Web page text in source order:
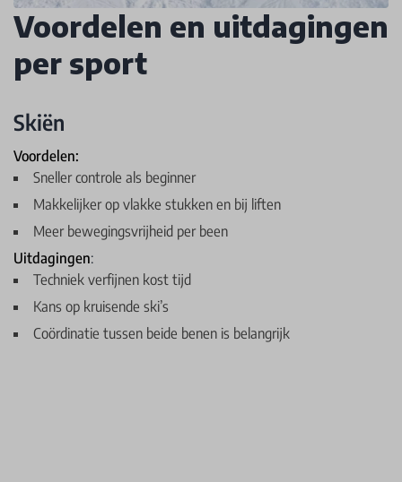
Voordelen en uitdagingen
per sport
Skiën
Voordelen:
Sneller controle als beginner
Makkelijker op vlakke stukken en bij liften
Meer bewegingsvrijheid per been
Uitdagingen:
Techniek verfijnen kost tijd
Kans op kruisende ski’s
Coördinatie tussen beide benen is belangrijk